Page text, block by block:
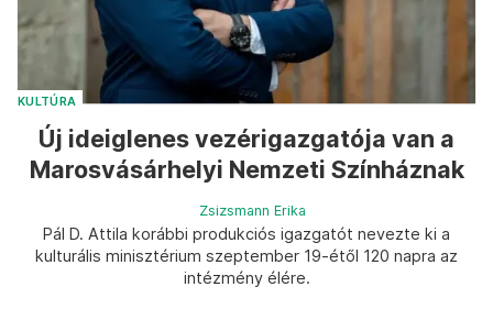
KULTÚRA
Új ideiglenes vezérigazgatója van a
Marosvásárhelyi Nemzeti Színháznak
Zsizsmann Erika
Pál D. Attila korábbi produkciós igazgatót nevezte ki a
kulturális minisztérium szeptember 19-étől 120 napra az
intézmény élére.